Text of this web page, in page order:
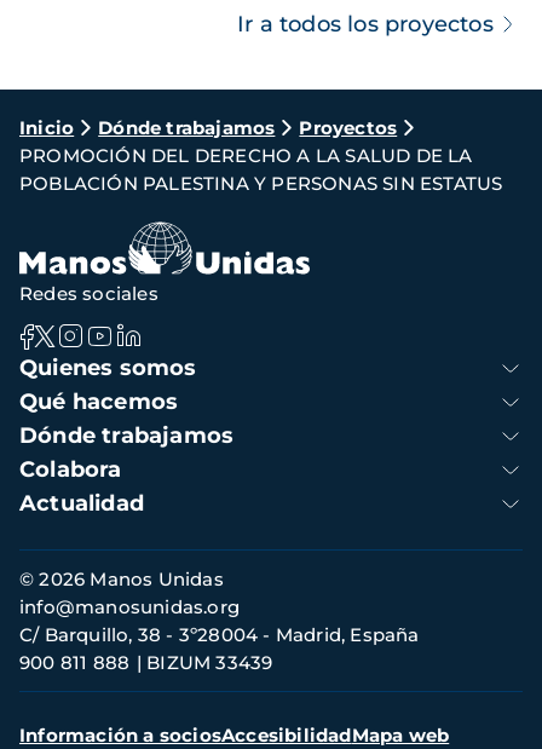
Ir a todos los proyectos
Ruta
de
navegación
Inicio Dónde trabajamos
Proyectos
PROMOCIÓN DEL DERECHO A LA SALUD DE LA
POBLACIÓN PALESTINA Y PERSONAS SIN ESTATUS
Navegación
principal
Quienes somos
Qué hacemos
Dónde trabajamos
Colabora
Actualidad
Redes sociales
Información
de
contacto
© 2026 Manos Unidas
C/ Barquillo, 38 - 3º28004 - Madrid, España
900 811 888
BIZUM 33439
info@manosunidas.org
Menú
Información a sociosAccesibilidadMapa web